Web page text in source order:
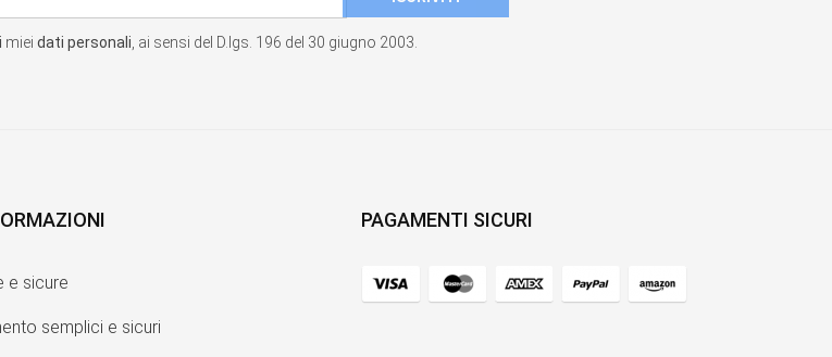
miei dati personali , ai sensi del D.lgs. 196 del 30 giugno 2003.
e sicure
semplici e sicuri
PAGAMENTI SICURI